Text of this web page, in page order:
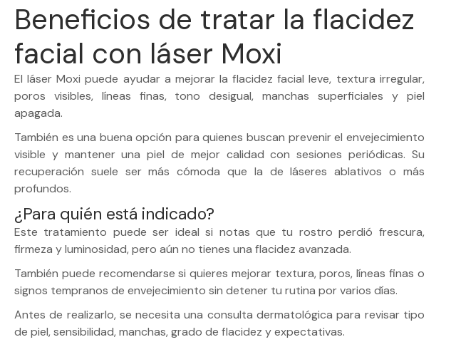
Beneficios de tratar la flacidez
facial con láser Moxi
El láser Moxi puede ayudar a mejorar la flacidez facial leve, textura irregular,
poros visibles, líneas finas, tono desigual, manchas superficiales y piel
apagada.
También es una buena opción para quienes buscan prevenir el envejecimiento
visible y mantener una piel de mejor calidad con sesiones periódicas. Su
recuperación suele ser más cómoda que la de láseres ablativos o más
profundos.
¿Para quién está indicado?
Este tratamiento puede ser ideal si notas que tu rostro perdió frescura,
firmeza y luminosidad, pero aún no tienes una flacidez avanzada.
También puede recomendarse si quieres mejorar textura, poros, líneas finas o
signos tempranos de envejecimiento sin detener tu rutina por varios días.
Antes de realizarlo, se necesita una consulta dermatológica para revisar tipo
de piel, sensibilidad, manchas, grado de flacidez y expectativas.